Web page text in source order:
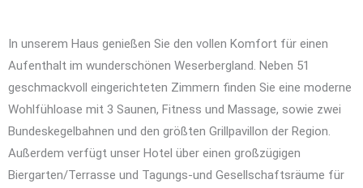
In unserem Haus genießen Sie den vollen Komfort für einen
Aufenthalt im wunderschönen Weserbergland. Neben 51
geschmackvoll eingerichteten Zimmern finden Sie eine moderne
Wohlfühloase mit 3 Saunen, Fitness und Massage, sowie zwei
Bundeskegelbahnen und den größten Grillpavillon der Region.
Außerdem verfügt unser Hotel über einen großzügigen
Biergarten/Terrasse und Tagungs-und Gesellschaftsräume für